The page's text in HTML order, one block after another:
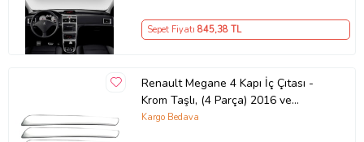
Sepet Fiyatı 845,38 TL
Renault Megane 4 Kapı İç Çıtası -
Krom Taşlı, (4 Parça) 2016 ve
Sonrası, HB/SD
Kargo Bedava